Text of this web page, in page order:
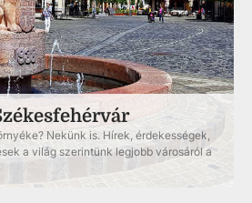
Nekünk is. Hírek, érdekességek,
a világ szerintünk legjobb városáról a